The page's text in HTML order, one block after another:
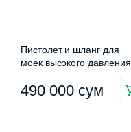
Пистолет и шланг для
моек высокого давления
490 000 сум